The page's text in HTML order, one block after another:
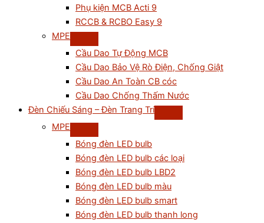
Phụ kiện MCB Acti 9
RCCB & RCBO Easy 9
MPE
Cầu Dao Tự Động MCB
Cầu Dao Bảo Vệ Rò Điện, Chống Giật
Cầu Dao An Toàn CB cóc
Cầu Dao Chống Thấm Nước
Đèn Chiếu Sáng – Đèn Trang Trí
MPE
Bóng đèn LED bulb
Bóng đèn LED bulb các loại
Bóng đèn LED bulb LBD2
Bóng đèn LED bulb màu
Bóng đèn LED bulb smart
Bóng đèn LED bulb thanh long